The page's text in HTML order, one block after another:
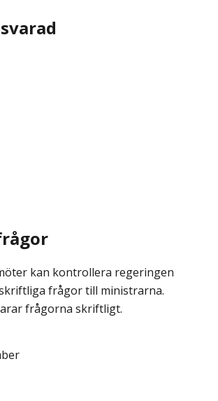
kan kontrollera regeringen
frågor till ministrarna.
frågorna skriftligt.